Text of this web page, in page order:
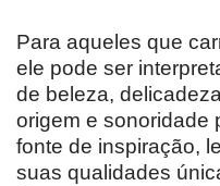
Para aqueles que
ele pode ser
de beleza,
origem e sonoridade
fonte de inspiração,
suas qualidades